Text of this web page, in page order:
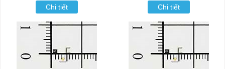
Chi tiết Chi tiết